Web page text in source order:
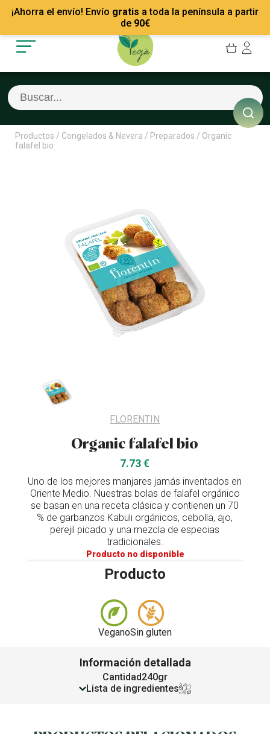
¡Ahorra el envío! Envío gratis a toda la península a partir
de 90€
Mis Pedidos
Mis favoritos
Cerrar sesión
Recetas
Empresas
Contacto
Productos / Congelados & Nevera / Preparados / Organic
falafel bio
FLORENTIN
Organic falafel bio
7.73 €
Uno de los mejores manjares jamás inventados en
Oriente Medio. Nuestras bolas de falafel orgánico
se basan en una receta clásica y contienen un 70
% de garbanzos Kabuli orgánicos, cebolla, ajo,
perejil picado y una mezcla de especias
tradicionales.
Producto no disponible
Producto
VeganoSin gluten
Información detallada
Cantidad240gr
Lista de ingredientes